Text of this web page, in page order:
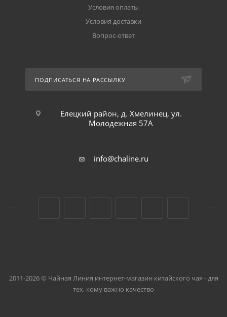
Условия оплаты
Условия доставки
Вопрос-ответ
ПОДПИСАТЬСЯ НА РАССЫЛКУ
Елецкий район, д. Хмелинец, ул.
Молодежная 57А
info@chaline.ru
2011-2026 © Чайная Линия интернет-магазин китайского чая - для
тех, кому важно качество